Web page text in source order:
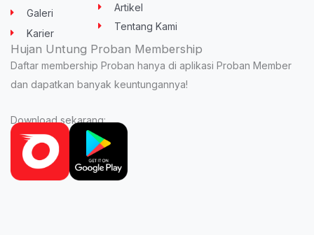
Galeri
Karier
Artikel
Tentang Kami
Hujan Untung Proban Membership
Daftar membership Proban hanya di aplikasi Proban Member
dan dapatkan banyak keuntungannya!
Download sekarang: